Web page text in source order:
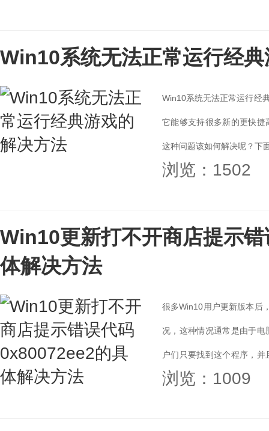
Win10系统无法正常运行经
Win10系统无法正常运行经
它能够支持很多新的更快
这种问题该如何解决呢？下
解决方法。...
浏览：1502
Win10更新打不开商店提示
体解决方法
很多Win10用户更新版本后
况，这种情况通常是由于
户们只要找到这个程序，
大家分享下具体的解决方法
浏览：1009